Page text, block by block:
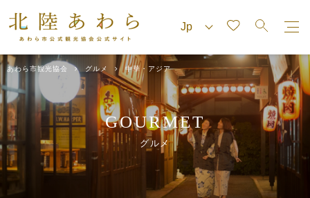
あわら市観光協会 グルメ 中華・アジア
GOURMET
グルメ